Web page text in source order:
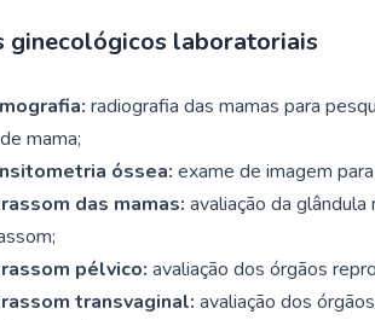
ginecológicos laboratoriais
radiografia das mamas para
mama;
óssea: exame de imagem
das mamas: avaliação da
pélvico: avaliação dos órgãos
transvaginal: avaliação dos